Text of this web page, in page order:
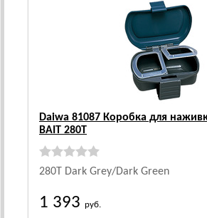
Daiwa 81087 Коробка для
BAIT 280T
280T Dark Grey/Dark Green
1 393 руб.